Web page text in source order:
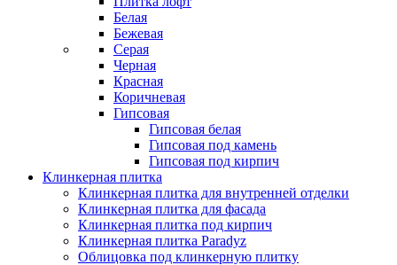
Белая
Бежевая
Серая
Черная
Красная
Коричневая
Гипсовая
Гипсовая белая
Гипсовая под камень
Гипсовая под кирпич
Клинкерная плитка
Клинкерная плитка для внутренней отделки
Клинкерная плитка для фасада
Клинкерная плитка под кирпич
Клинкерная плитка Paradyz
Облицовка под клинкерную плитку